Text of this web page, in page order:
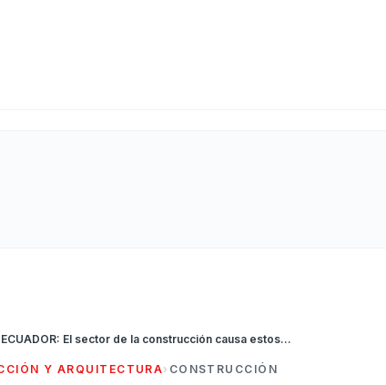
ECUADOR: El sector de la construcción causa estos efectos en la economía
Y ARQUITECTURA› CONSTRUCCIÓN